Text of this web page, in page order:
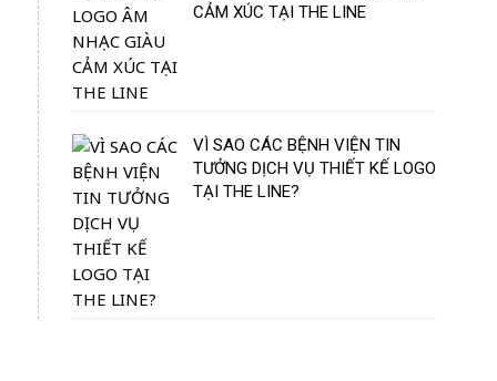
CẢM XÚC TẠI THE LINE
VÌ SAO CÁC BỆNH VIỆN TIN
TƯỞNG DỊCH VỤ THIẾT KẾ LOGO
TẠI THE LINE?